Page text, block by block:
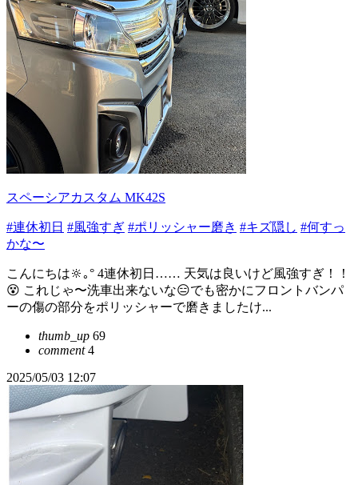
スペーシアカスタム MK42S
#連休初日 #風強すぎ #ポリッシャー磨き #キズ隠し #何すっ
かな〜
こんにちは🔆｡° 4連休初日…… 天気は良いけど風強すぎ！！
😵 これじゃ〜洗車出来ないな😑でも密かにフロントバンパ
ーの傷の部分をポリッシャーで磨きましたけ...
thumb_up 69
comment4
2025/05/03 12:07